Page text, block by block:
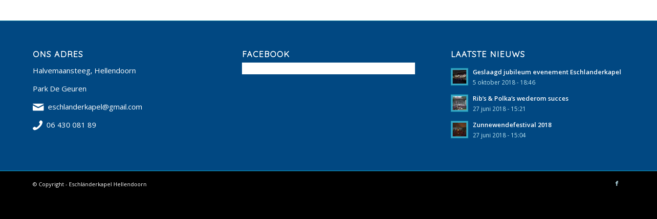
ONS ADRES
Halvemaansteeg, Hellendoorn
Park De Geuren
eschlanderkapel@gmail.com
06 430 081 89
FACEBOOK LAATSTE NIEUWS
Geslaagd jubileum evenement Eschlanderkapel
5 oktober 2018 - 18:46
Rib’s & Polka’s wederom succes
27 juni 2018 - 15:21
Zunnewendefestival 2018
27 juni 2018 - 15:04
© Copyright - Eschländerkapel Hellendoorn